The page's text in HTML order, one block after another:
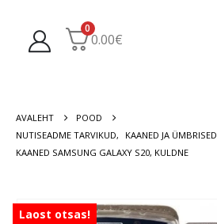
0
0.00€
AVALEHT
POOD
NUTISEADME TARVIKUD, KAANED JA ÜMBRISED
KAANED SAMSUNG GALAXY S20, KULDNE
Laost otsas!